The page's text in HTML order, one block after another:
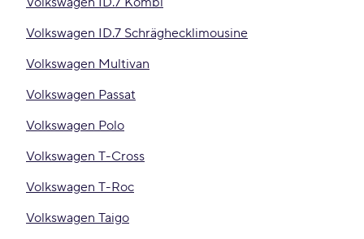
Volkswagen ID.7 Schräghecklimousine
Volkswagen Multivan
Volkswagen Passat
Volkswagen Polo
Volkswagen T-Cross
Volkswagen T-Roc
Volkswagen Taigo